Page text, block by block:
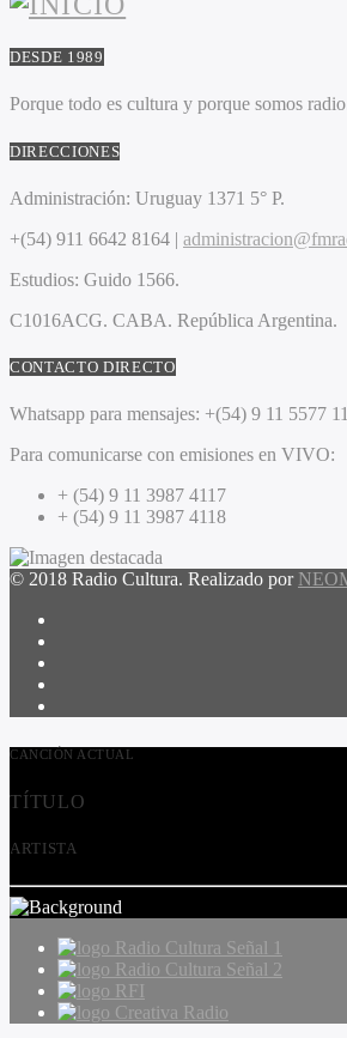
DESDE 1989
Porque todo es cultura y porque somos
DIRECCIONES
Administración: Uruguay 1371 5° P.
+(54) 911 6642 8164 |
Estudios: Guido 1566.
C1016ACG. CABA. República Argentina.
CONTACTO DIRECTO
Whatsapp para mensajes: +(54) 9 11 5577
Para comunicarse con emisiones en VIVO:
+ (54) 9 11 3987 4117
+ (54) 9 11 3987 4118
© 2018 Radio Cultura. Realizado por
CANCIÓN ACTUAL
TÍTULO
ARTISTA
Radio Cultura Señal 1
Radio Cultura Señal 2
RFI
Creativa Radio